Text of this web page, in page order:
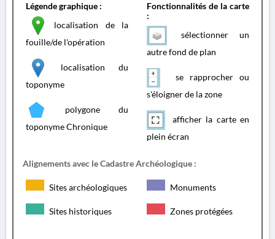
Légende graphique :
localisation de la
fouille/de l'opération
localisation du
toponyme
polygone du
toponyme Chronique
Fonctionnalités de la carte
:
sélectionner un
autre fond de plan
se rapprocher ou
s'éloigner de la zone
afficher la carte en
plein écran
Alignements avec le Cadastre Archéologique :
Sites archéologiques Monuments
Sites historiques Zones protégées